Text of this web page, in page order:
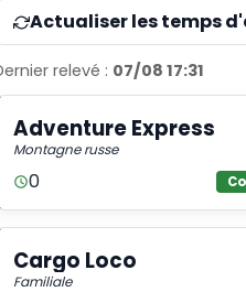
Actualiser les temps
relevé : 07/08 17:31
Adventure Express
Montagne russe
0
Cargo Loco
Familiale